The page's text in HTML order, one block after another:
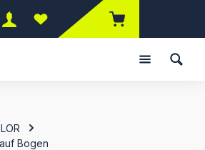
Du hast 0 Produkte auf dem
Bogen